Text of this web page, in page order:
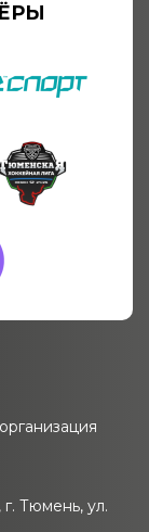
Тюмень, ул.